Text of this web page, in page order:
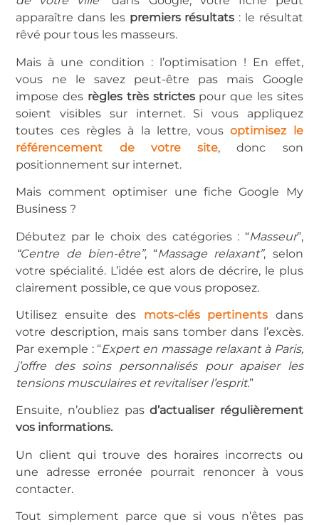
apparaître dans lespremiers résultats : le résultat
rêvé pour tous les masseurs.
Mais à une condition : l’optimisation ! En effet,
vous ne le savez peut-être pas mais Google
impose des règles très strictespour que les sites
soient visibles sur internet. Si vous appliquez
toutes ces règles à la lettre, vousoptimisez le
référencement de votre site, donc son
positionnement sur internet.
Mais comment optimiser une fiche Google My
Business ?
Débutez par le choix des catégories : “Masseur”,
“Centre de bien-être”, “Massage relaxant”, selon
votre spécialité. L’idée est alors de décrire, le plus
clairement possible, ce que vous proposez.
Utilisez ensuite des mots-clés pertinents dans
votre description, mais sans tomber dans l’excès.
Par exemple : “Expert en massage relaxant à Paris,
j’offre des soins personnalisés pour apaiser les
tensions musculaires et revitaliser l’esprit.”
Ensuite, n’oubliez pasd’actualiser régulièrement
vos informations.
Un client qui trouve des horaires incorrects ou
une adresse erronée pourrait renoncer à vous
contacter.
Tout simplement parce que si vous n’êtes pas